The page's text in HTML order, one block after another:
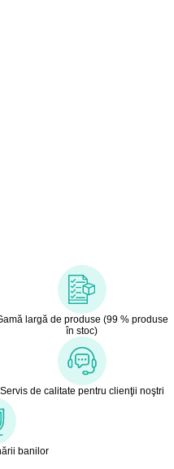
largă de produse (99 % produse
în stoc)
Servis de calitate pentru clienţii noştri
banilor